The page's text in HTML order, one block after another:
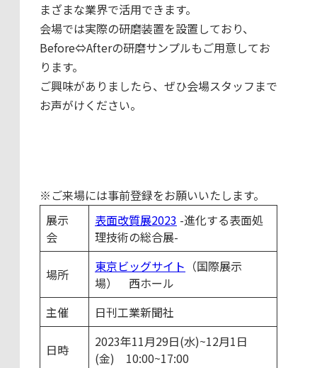
まざまな業界で活用できます。
会場では実際の研磨装置を設置しており、
Before⇔Afterの研磨サンプルもご用意してお
ります。
ご興味がありましたら、ぜひ会場スタッフまで
お声がけください。
※ご来場には事前登録をお願いいたします。
展示
会
表面改質展2023 -進化する表面処
理技術の総合展-
場所 東京ビッグサイト （国際展示
場） 西ホール
主催
日刊工業新聞社
日時
2023年11月29日(水)~12月1日
(金) 10:00~17:00